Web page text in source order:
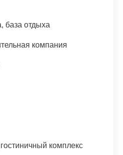
база отдыха
компания
комплекс